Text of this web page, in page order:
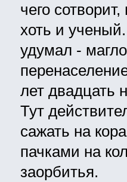
чего
хоть и
удумал -
лет двадцать
Тут
сажать на
пачками на
заорбитья.